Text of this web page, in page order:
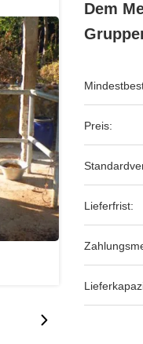
Dem
Preis:
Lieferfrist: